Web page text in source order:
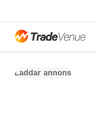
Laddar annons